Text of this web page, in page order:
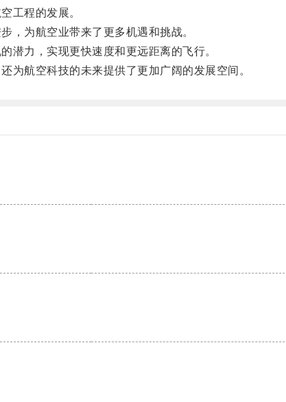
工程的发展。
为航空业带来了更多机遇和挑战。
力，实现更快速度和更远距离的飞行。
航空科技的未来提供了更加广阔的发展空间。